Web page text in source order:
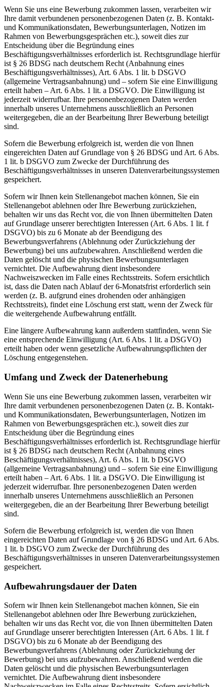
Wenn Sie uns eine Bewerbung zukommen lassen, verarbeiten wir
Ihre damit verbundenen personenbezogenen Daten (z. B. Kontakt-
und Kommunikationsdaten, Bewerbungsunterlagen, Notizen im
Rahmen von Bewerbungsgesprächen etc.), soweit dies zur
Entscheidung über die Begründung eines
Beschäftigungsverhältnisses erforderlich ist. Rechtsgrundlage hierfür
ist § 26 BDSG nach deutschem Recht (Anbahnung eines
Beschäftigungsverhältnisses), Art. 6 Abs. 1 lit. b DSGVO
(allgemeine Vertragsanbahnung) und – sofern Sie eine Einwilligung
erteilt haben – Art. 6 Abs. 1 lit. a DSGVO. Die Einwilligung ist
jederzeit widerrufbar. Ihre personenbezogenen Daten werden
innerhalb unseres Unternehmens ausschließlich an Personen
weitergegeben, die an der Bearbeitung Ihrer Bewerbung beteiligt
sind.
Sofern die Bewerbung erfolgreich ist, werden die von Ihnen
eingereichten Daten auf Grundlage von § 26 BDSG und Art. 6 Abs.
1 lit. b DSGVO zum Zwecke der Durchführung des
Beschäftigungsverhältnisses in unseren Datenverarbeitungssystemen
gespeichert.
Sofern wir Ihnen kein Stellenangebot machen können, Sie ein
Stellenangebot ablehnen oder Ihre Bewerbung zurückziehen,
behalten wir uns das Recht vor, die von Ihnen übermittelten Daten
auf Grundlage unserer berechtigten Interessen (Art. 6 Abs. 1 lit. f
DSGVO) bis zu 6 Monate ab der Beendigung des
Bewerbungsverfahrens (Ablehnung oder Zurückziehung der
Bewerbung) bei uns aufzubewahren. Anschließend werden die
Daten gelöscht und die physischen Bewerbungsunterlagen
vernichtet. Die Aufbewahrung dient insbesondere
Nachweiszwecken im Falle eines Rechtsstreits. Sofern ersichtlich
ist, dass die Daten nach Ablauf der 6-Monatsfrist erforderlich sein
werden (z. B. aufgrund eines drohenden oder anhängigen
Rechtsstreits), findet eine Löschung erst statt, wenn der Zweck für
die weitergehende Aufbewahrung entfällt.
Eine längere Aufbewahrung kann außerdem stattfinden, wenn Sie
eine entsprechende Einwilligung (Art. 6 Abs. 1 lit. a DSGVO)
erteilt haben oder wenn gesetzliche Aufbewahrungspflichten der
Löschung entgegenstehen.
Umfang und Zweck der Datenerhebung
Wenn Sie uns eine Bewerbung zukommen lassen, verarbeiten wir
Ihre damit verbundenen personenbezogenen Daten (z. B. Kontakt-
und Kommunikationsdaten, Bewerbungsunterlagen, Notizen im
Rahmen von Bewerbungsgesprächen etc.), soweit dies zur
Entscheidung über die Begründung eines
Beschäftigungsverhältnisses erforderlich ist. Rechtsgrundlage hierfür
ist § 26 BDSG nach deutschem Recht (Anbahnung eines
Beschäftigungsverhältnisses), Art. 6 Abs. 1 lit. b DSGVO
(allgemeine Vertragsanbahnung) und – sofern Sie eine Einwilligung
erteilt haben – Art. 6 Abs. 1 lit. a DSGVO. Die Einwilligung ist
jederzeit widerrufbar. Ihre personenbezogenen Daten werden
innerhalb unseres Unternehmens ausschließlich an Personen
weitergegeben, die an der Bearbeitung Ihrer Bewerbung beteiligt
sind.
Sofern die Bewerbung erfolgreich ist, werden die von Ihnen
eingereichten Daten auf Grundlage von § 26 BDSG und Art. 6 Abs.
1 lit. b DSGVO zum Zwecke der Durchführung des
Beschäftigungsverhältnisses in unseren Datenverarbeitungssystemen
gespeichert.
Aufbewahrungsdauer der Daten
Sofern wir Ihnen kein Stellenangebot machen können, Sie ein
Stellenangebot ablehnen oder Ihre Bewerbung zurückziehen,
behalten wir uns das Recht vor, die von Ihnen übermittelten Daten
auf Grundlage unserer berechtigten Interessen (Art. 6 Abs. 1 lit. f
DSGVO) bis zu 6 Monate ab der Beendigung des
Bewerbungsverfahrens (Ablehnung oder Zurückziehung der
Bewerbung) bei uns aufzubewahren. Anschließend werden die
Daten gelöscht und die physischen Bewerbungsunterlagen
vernichtet. Die Aufbewahrung dient insbesondere